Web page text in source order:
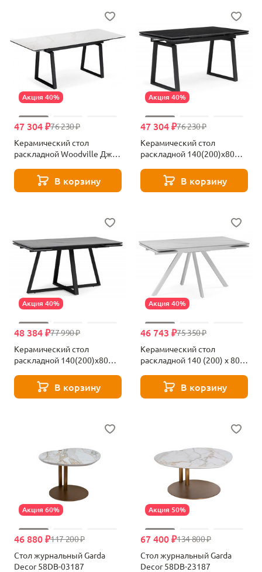
Акция 40%
76 230 ₽
47 304 ₽
Керамический стол
раскладной Woodville Джек
alpin white / черный 612899
В корзину
Акция 40%
76 230 ₽
47 304 ₽
Керамический стол
раскладной 140(200)х80
мрамор черный 612900
В корзину
Акция 40%
77 990 ₽
48 384 ₽
Керамический стол
раскладной 140(200)х80
мрамор larka grey / черный
612905
В корзину
Акция 40%
75 350 ₽
46 743 ₽
Керамический стол
раскладной 140 (200) х 80
617084
В корзину
Акция 60%
117 200 ₽
46 880 ₽
Стол журнальный Garda
Decor 58DB-03187
Акция 50%
134 800 ₽
67 400 ₽
Стол журнальный Garda
Decor 58DB-23187